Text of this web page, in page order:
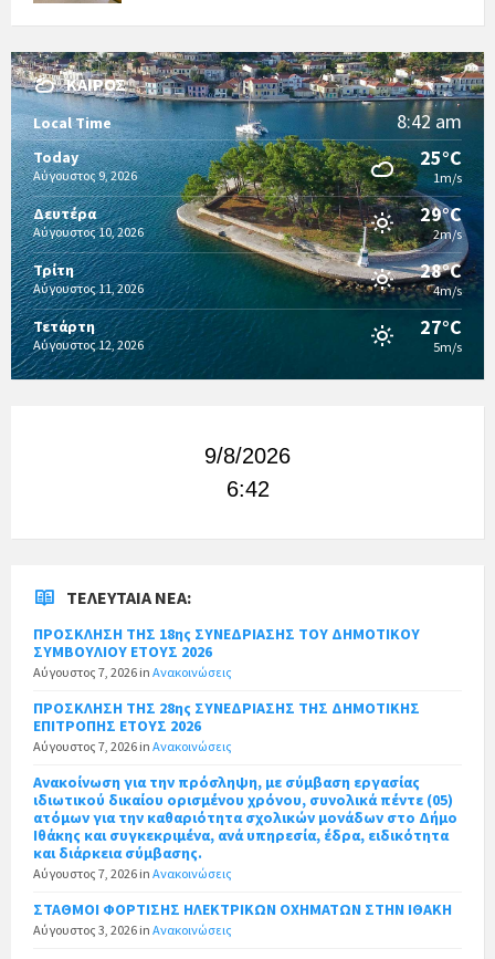
ΚΑΙΡΌΣ
Local Time 8:42 am
Today
Αύγουστος 9, 2026
25°C
1m/s
Δευτέρα
Αύγουστος 10, 2026
29°C
2m/s
Τρίτη
Αύγουστος 11, 2026
28°C
4m/s
Τετάρτη
Αύγουστος 12, 2026
27°C
5m/s
9/8/2026
6:42
ΤΕΛΕΥΤΑΊΑ ΝΈΑ:
ΠΡΟΣΚΛΗΣΗ ΤΗΣ 18ης ΣΥΝΕΔΡΙΑΣΗΣ ΤΟΥ ΔΗΜΟΤΙΚΟΥ
ΣΥΜΒΟΥΛΙΟΥ ΕΤΟΥΣ 2026
Αύγουστος 7, 2026 in Ανακοινώσεις
ΠΡΟΣΚΛΗΣΗ ΤΗΣ 28ης ΣΥΝΕΔΡΙΑΣΗΣ ΤΗΣ ΔΗΜΟΤΙΚΗΣ
ΕΠΙΤΡΟΠΗΣ ΕΤΟΥΣ 2026
Αύγουστος 7, 2026 in Ανακοινώσεις
Ανακοίνωση για την πρόσληψη, με σύμβαση εργασίας
ιδιωτικού δικαίου ορισμένου χρόνου, συνολικά πέντε (05)
ατόμων για την καθαριότητα σχολικών μονάδων στο Δήμο
Ιθάκης και συγκεκριμένα, ανά υπηρεσία, έδρα, ειδικότητα
και διάρκεια σύμβασης.
Αύγουστος 7, 2026 in Ανακοινώσεις
ΣΤΑΘΜΟΙ ΦΟΡΤΙΣΗΣ ΗΛΕΚΤΡΙΚΩΝ ΟΧΗΜΑΤΩΝ ΣΤΗΝ ΙΘΑΚΗ
Αύγουστος 3, 2026 in Ανακοινώσεις